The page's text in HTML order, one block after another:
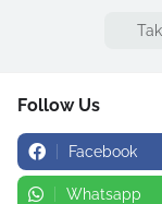
Follow Us
Facebook
Whatsapp